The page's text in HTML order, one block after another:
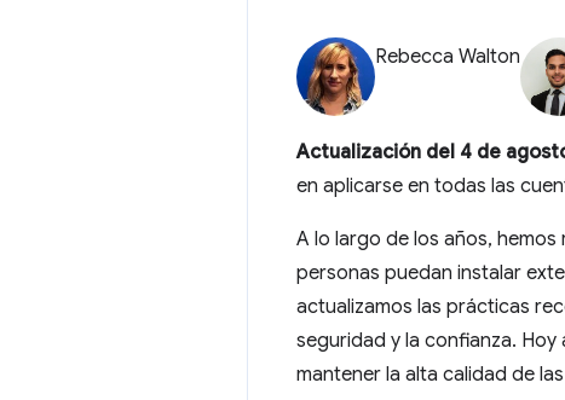
Rebecca Walton
Actualización del 4 de
en aplicarse en todas las
A lo largo de los años,
personas puedan instalar
actualizamos las prácticas
seguridad y la confianza.
mantener la alta calidad de